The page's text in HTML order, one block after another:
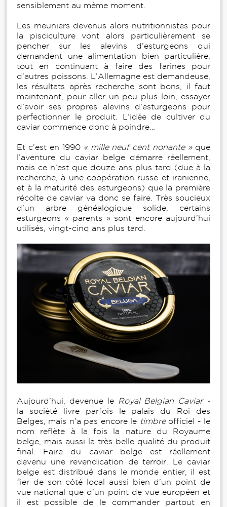
sensiblement au même moment.
Les meuniers devenus alors nutritionnistes pour
la pisciculture vont alors particulièrement se
pencher sur les alevins d’esturgeons qui
demandent une alimentation bien particulière,
tout en continuant à faire des farines pour
d’autres poissons. L’Allemagne est demandeuse,
les résultats après recherche sont bons, il faut
maintenant, pour aller un peu plus loin, essayer
d’avoir ses propres alevins d’esturgeons pour
perfectionner le produit. L’idée de cultiver du
caviar commence donc à poindre…
Et c’est en 1990 « mille neuf cent nonante »que
l’aventure du caviar belge démarre réellement,
mais ce n’est que douze ans plus tard (due à la
recherche, à une coopération russe et iranienne,
et à la maturité des esturgeons) que la première
récolte de caviar va donc se faire. Très soucieux
d’un arbre généalogique solide, certains
esturgeons « parents » sont encore aujourd’hui
utilisés, vingt-cinq ans plus tard.
Aujourd’hui, devenue le Royal Belgian Caviar -
la société livre parfois le palais du Roi des
Belges, mais n’a pas encore le timbre officiel - le
nom reflète à la fois la nature du Royaume
belge, mais aussi la très belle qualité du produit
final. Faire du caviar belge est réellement
devenu une revendication de terroir. Le caviar
belge est distribué dans le monde entier, il est
fier de son côté local aussi bien d’un point de
vue national que d’un point de vue européen et
il est possible de le commander partout en